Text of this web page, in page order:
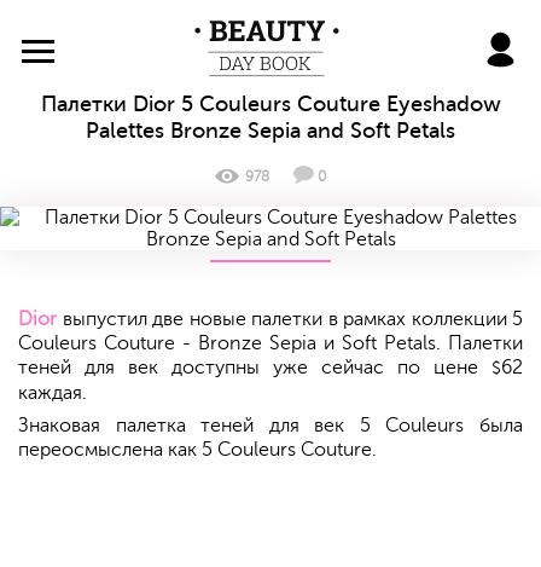
BeautyDayBook
Палетки Dior 5 Couleurs Couture Eyeshadow
Palettes Bronze Sepia and Soft Petals
978 0
Dior выпустил две новые палетки в рамках коллекции 5
Couleurs Couture - Bronze Sepia и Soft Petals. Палетки
теней для век доступны уже сейчас по цене
$62
каждая.
Знаковая палетка теней для век 5 Couleurs была
переосмыслена как 5 Couleurs Couture.